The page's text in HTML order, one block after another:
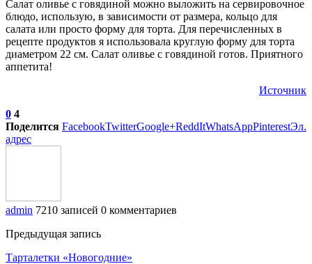
Салат оливье с говядиной можно выложить на сервировочное
блюдо, использую, в зависимости от размера, кольцо для
салата или просто форму для торта. Для перечисленных в
рецепте продуктов я использовала круглую форму для торта
диаметром 22 см. Салат оливье с говядиной готов. Приятного
аппетита!
Источник
0 4
Поделится FacebookTwitterGoogle+ReddItWhatsAppPinterestЭл.
адрес
admin 7210 записей 0 комментариев
Предыдущая запись
Тарталетки «Новогодние»